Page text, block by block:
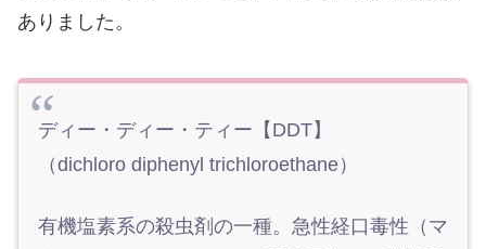
ありました。
ディー・ディー・ティー【DDT】
（dichloro diphenyl trichloroethane）
有機塩素系の殺虫剤の一種。急性経口毒性（マ